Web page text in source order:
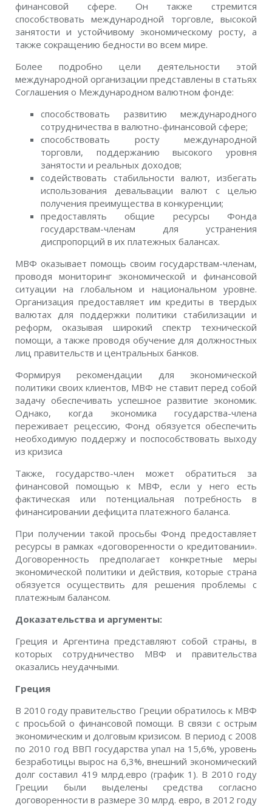
финансовой сфере. Он также стремится
способствовать международной торговле, высокой
занятости и устойчивому экономическому росту, а
также сокращению бедности во всем мире.
Более подробно цели деятельности этой
международной организации представлены в статьях
Соглашения о Международном валютном фонде:
способствовать развитию международного
сотрудничества в валютно-финансовой сфере;
способствовать росту международной
торговли, поддержанию высокого уровня
занятости и реальных доходов;
содействовать стабильности валют, избегать
использования девальвации валют с целью
получения преимущества в конкуренции;
предоставлять общие ресурсы Фонда
государствам-членам для устранения
диспропорций в их платежных балансах.
МВФ оказывает помощь своим государствам-членам,
проводя мониторинг экономической и финансовой
ситуации на глобальном и национальном уровне.
Организация предоставляет им кредиты в твердых
валютах для поддержки политики стабилизации и
реформ, оказывая широкий спектр технической
помощи, а также проводя обучение для должностных
лиц правительств и центральных банков.
Формируя рекомендации для экономической
политики своих клиентов, МВФ не ставит перед собой
задачу обеспечивать успешное развитие экономик.
Однако, когда экономика государства-члена
переживает рецессию, Фонд обязуется обеспечить
необходимую поддержу и поспособствовать выходу
из кризиса
Также, государство-член может обратиться за
финансовой помощью к МВФ, если у него есть
фактическая или потенциальная потребность в
финансировании дефицита платежного баланса.
При получении такой просьбы Фонд предоставляет
ресурсы в рамках «договоренности о кредитовании».
Договоренность предполагает конкретные меры
экономической политики и действия, которые страна
обязуется осуществить для решения проблемы с
платежным балансом.
Доказательства и аргументы:
Греция и Аргентина представляют собой страны, в
которых сотрудничество МВФ и правительства
оказались неудачными.
Греция
В 2010 году правительство Греции обратилось к МВФ
с просьбой о финансовой помощи. В связи с острым
экономическим и долговым кризисом. В период с 2008
по 2010 год ВВП государства упал на 15,6%, уровень
безработицы вырос на 6,3%, внешний экономический
долг составил 419 млрд.евро (график 1). В 2010 году
Греции были выделены средства согласно
договоренности в размере 30 млрд. евро, в 2012 году